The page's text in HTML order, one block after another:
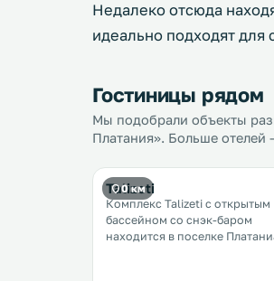
Недалеко отсюда
идеально подходят
Гостиницы рядом
Мы подобрали объекты
Платания». Больше отелей
0 км
Talizeti
Комплекс Talizeti с открытым
бассейном со снэк-баром
находится в поселке